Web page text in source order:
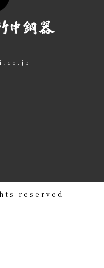
reserved